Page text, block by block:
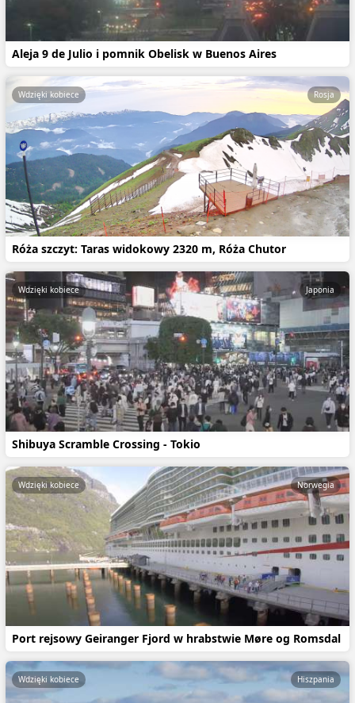
Aleja 9 de Julio i pomnik Obelisk w Buenos Aires
Róża szczyt: Taras widokowy 2320 m, Róża Chutor
Wdzięki kobiece Rosja
Shibuya Scramble Crossing - Tokio
Wdzięki kobiece Japonia
Port rejsowy Geiranger Fjord w hrabstwie Møre og Romsdal
Wdzięki kobiece Norwegia
Wdzięki kobiece Hiszpania